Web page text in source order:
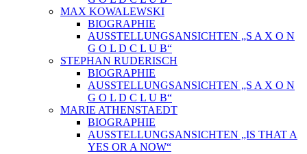
MAX KOWALEWSKI
BIOGRAPHIE
AUSSTELLUNGSANSICHTEN „S A X O N
G O L D C L U B“
STEPHAN RUDERISCH
BIOGRAPHIE
AUSSTELLUNGSANSICHTEN „S A X O N
G O L D C L U B“
MARIE ATHENSTAEDT
BIOGRAPHIE
AUSSTELLUNGSANSICHTEN „IS THAT A
YES OR A NOW“